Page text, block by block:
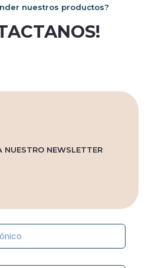
nuestros productos?
NUESTRO NEWSLETTER